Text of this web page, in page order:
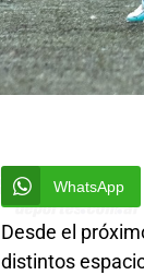
WhatsApp
Desde el
distintos